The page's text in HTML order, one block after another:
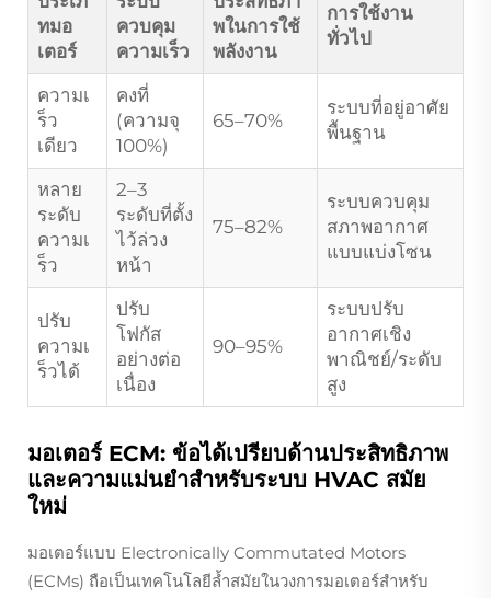
ทมอ
เตอร์
ควบคุม
ความเร็ว
พในการใช้
พลังงาน
การใช้งาน
ทั่วไป
ความเ
ร็ว
เดียว
คงที่
(ความจุ
100%)
65–70%
ระบบที่อยู่อาศัย
พื้นฐาน
หลาย
ระดับ
ความเ
ร็ว
2–3
ระดับที่ตั้ง
ไว้ล่วง
หน้า
75–82%
ระบบควบคุม
สภาพอากาศ
แบบแบ่งโซน
ปรับ
ความเ
ร็วได้
ปรับ
โฟกัส
อย่างต่อ
เนื่อง
90–95%
ระบบปรับ
อากาศเชิง
พาณิชย์/ระดับ
สูง
มอเตอร์ ECM: ข้อได้เปรียบด้านประสิทธิภาพ
และความแม่นยำสำหรับระบบ HVAC สมัย
ใหม่
มอเตอร์แบบ Electronically Commutated Motors
(ECMs) ถือเป็นเทคโนโลยีล้ำสมัยในวงการมอเตอร์สำหรับ